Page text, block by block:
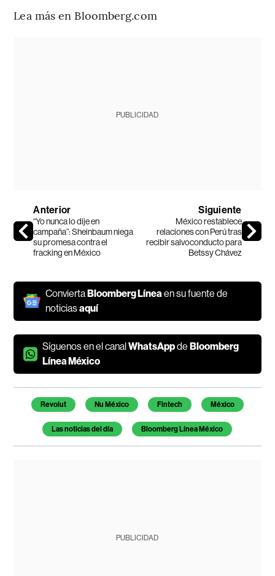
Lea más en Bloomberg.com
PUBLICIDAD
Anterior
“Yo nunca lo dije en
campaña”: Sheinbaum niega
su promesa contra el
fracking en México
Siguiente
México restablece
relaciones con Perú tras
recibir salvoconducto para
Betssy Chávez
ConviertaBloomberg Línea en su fuente de
noticiasaquí
Síguenos en el canalWhatsAppdeBloomberg
Línea México
Temas de este artículo
Revolut Nu México Fintech México
Las noticias del día Bloomberg Línea México
PUBLICIDAD